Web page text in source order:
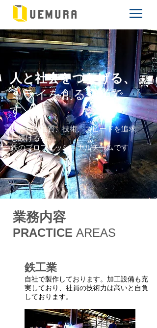
人と社会をつなげる、
ミライを創る企業で
す。
私たちは品質、技術、スピードを追求
し続ける
鉄のプロフェッショナルチームです
​業務内容
PRACTICE AREAS
鉄工業
自社で製作しております。加工設備も充
実しており、社員の技術力は高いと自負
しております。